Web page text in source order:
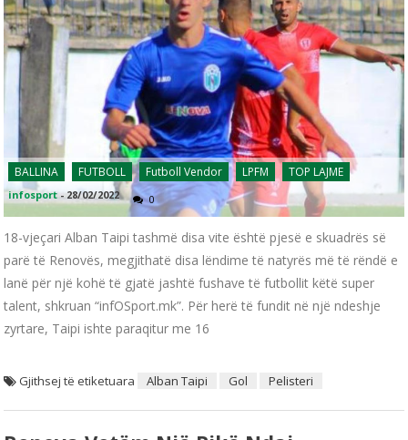
BALLINA FUTBOLL Futboll Vendor LPFM TOP LAJME
infosport -28/02/2022 0
18-vjeçari Alban Taipi tashmë disa vite është pjesë e skuadrës së
parë të Renovës, megjithatë disa lëndime të natyrës më të rëndë e
lanë për një kohë të gjatë jashtë fushave të futbollit këtë super
talent, shkruan “infOSport.mk”. Për herë të fundit në një ndeshje
zyrtare, Taipi ishte paraqitur me 16
Gjithsej të etiketuara Alban Taipi Gol Pelisteri